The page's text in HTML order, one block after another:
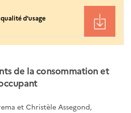
d'usage
de la consommation et
et Christèle Assegond,